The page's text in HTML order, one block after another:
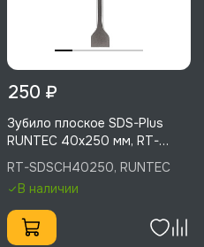
250 ₽
Зубило плоское SDS-Plus
RUNTEC 40x250 мм, RT-
SDSCH40250
RT-SDSCH40250, RUNTEC
В наличии